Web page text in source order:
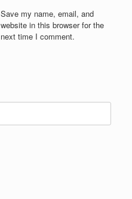
Save my name, email, and
website in this browser for the
next time I comment.